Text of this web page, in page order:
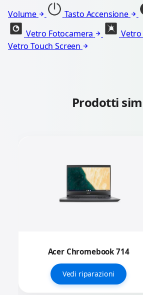
Volume
Tasto Accensione
Vetro Fotocamera
Vetro Touch Screen
Prodotti
Acer Chromebook 714
Vedi riparazioni